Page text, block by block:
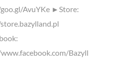
AvuYKe ►Store:
Bazyll